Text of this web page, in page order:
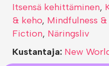
Itsensä kehittäminen,
& keho, Mindfulness
Fiction, Näringsliv
Kustantaja: New